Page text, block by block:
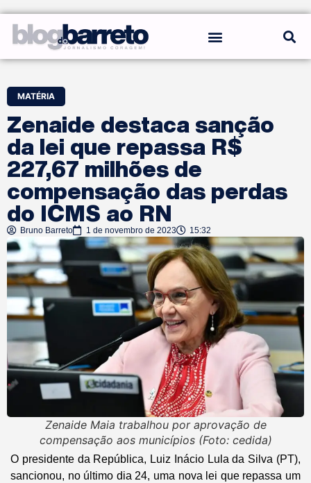
MATÉRIA
Zenaide destaca sanção
da lei que repassa R$
227,67 milhões de
compensação das perdas
do ICMS ao RN
Bruno Barreto 1 de novembro de 2023 15:32
Zenaide Maia trabalhou por aprovação de
compensação aos municípios (Foto: cedida)
O presidente da República, Luiz Inácio Lula da Silva (PT),
sancionou, no último dia 24, uma nova lei que repassa um